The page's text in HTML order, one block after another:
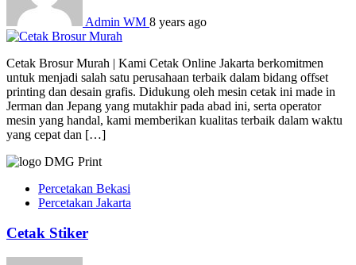
Admin WM 8 years ago
Cetak Brosur Murah | Kami Cetak Online Jakarta berkomitmen
untuk menjadi salah satu perusahaan terbaik dalam bidang offset
printing dan desain grafis. Didukung oleh mesin cetak ini made in
Jerman dan Jepang yang mutakhir pada abad ini, serta operator
mesin yang handal, kami memberikan kualitas terbaik dalam waktu
yang cepat dan […]
Percetakan Bekasi
Percetakan Jakarta
Cetak Stiker